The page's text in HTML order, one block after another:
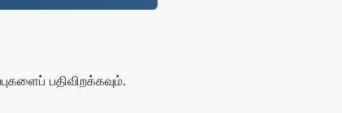
பதிவிறக்கவும்.